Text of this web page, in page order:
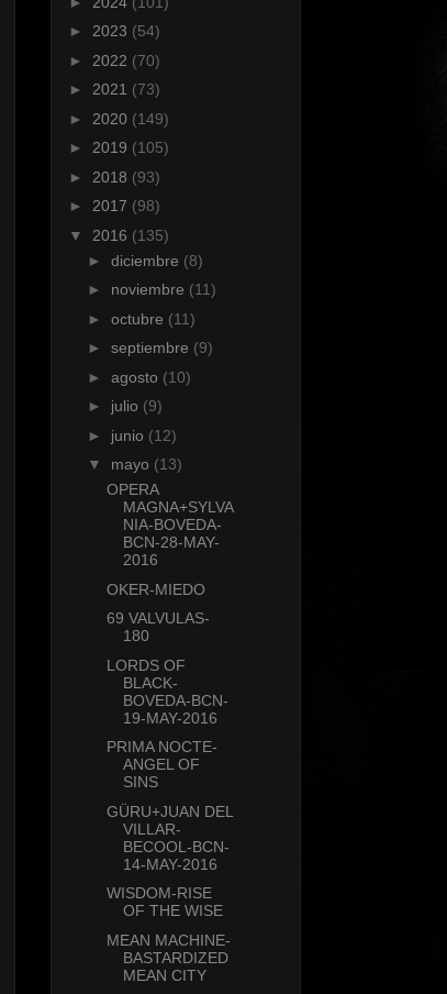
► 2023 (54)
► 2022 (70)
► 2021 (73)
► 2020 (149)
► 2019 (105)
► 2018 (93)
► 2017 (98)
▼ 2016 (135)
► diciembre (8)
► noviembre (11)
► octubre (11)
► septiembre (9)
► agosto (10)
► julio (9)
► junio (12)
▼ mayo (13)
OPERA
MAGNA+SYLVA
NIA-BOVEDA-
BCN-28-MAY-
2016
OKER-MIEDO
69 VALVULAS-
180
LORDS OF
BLACK-
BOVEDA-BCN-
19-MAY-2016
PRIMA NOCTE-
ANGEL OF
SINS
GÜRU+JUAN DEL
VILLAR-
BECOOL-BCN-
14-MAY-2016
WISDOM-RISE
OF THE WISE
MEAN MACHINE-
BASTARDIZED
MEAN CITY